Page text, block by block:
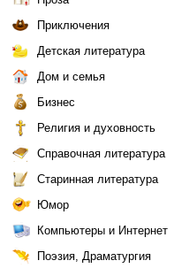
Приключения
Детская литература
Дом и семья
Бизнес
Религия и духовность
Справочная литература
Старинная литература
Юмор
Компьютеры и Интернет
Поэзия, Драматургия